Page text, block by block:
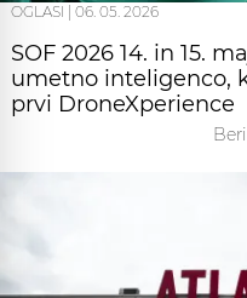
OGLASI | 06. 05. 2026
SOF 2026 14. in 15.
umetno inteligenco,
prvi DroneXperience